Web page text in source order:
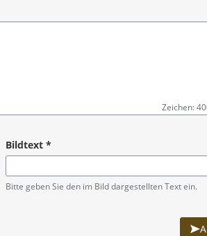
Zeichen:
Bildtext *
Pflichtangabe
Bitte geben Sie den im Bild dargestellten Text ein.